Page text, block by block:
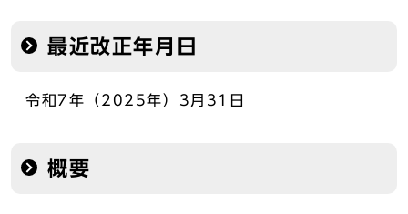
最近改正年月日
令和7年（2025年）3月31日
概要